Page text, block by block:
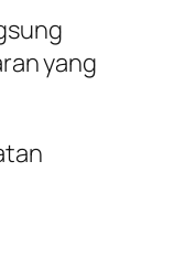
yang